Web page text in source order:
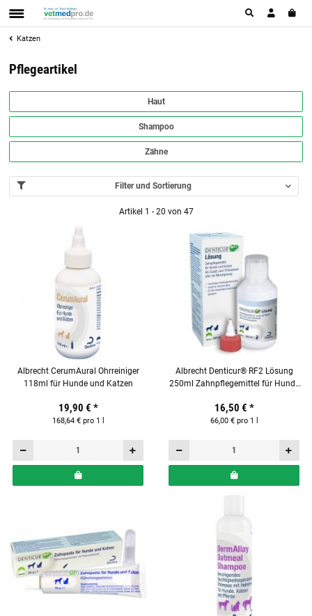
Katzen
Pflegeartikel
Haut
Shampoo
Zähne
Filter und Sortierung
Artikel 1 - 20 von 47
Albrecht CerumAural Ohrreiniger
118ml für Hunde und Katzen
19,90 € *
168,64 € pro 1 l
Albrecht Denticur® RF2 Lösung
250ml Zahnpflegemittel für Hunde
16,50 € *
66,00 € pro 1 l